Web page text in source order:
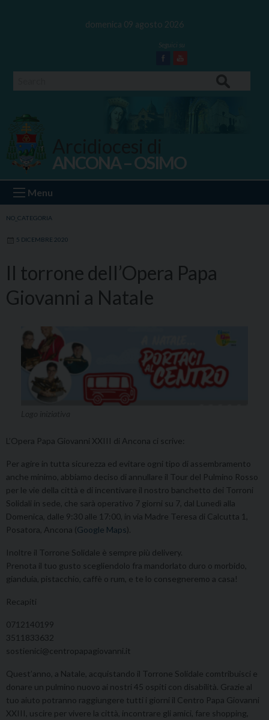
domenica 09 agosto 2026
Facebook
Youtube
Ancona Osimo
ANCONA – OSIMO
Menu
NO_CATEGORIA
5 DICEMBRE 2020
Il torrone dell’Opera Papa
Giovanni a Natale
L’Opera Papa Giovanni XXIII di Ancona ci scrive:
Per agire in tutta sicurezza ed evitare ogni tipo di assembramento
anche minimo, abbiamo deciso di annullare il Tour del Pulmino Rosso
per le vie della città e di incentivare il nostro banchetto dei Torroni
Solidali in sede, che sarà operativo 7 giorni su 7, dal Lunedì alla
Domenica, dalle 9:30 alle 17:00, in via Madre Teresa di Calcutta 1,
Posatora, Ancona (Google Maps).
Inoltre il Torrone Solidale è sempre più delivery.
Prenota il tuo gusto scegliendolo fra mandorlato duro o morbido,
gianduia, pistacchio, caffè o rum, e te lo consegneremo a casa!
Recapiti
0712140199
3511833632
sostienici@centropapagiovanni.it
Quest’anno, a Natale, acquistando il Torrone Solidale comtribuisci e
donare un pulmino nuovo ai nostri 45 ospiti con disabilità. Grazie al
tuo aiuto potranno raggiungere tutti i giorni il Centro Papa Giovanni
XXIII, uscire per vivere la città, incontrare gli amici, fare shopping,